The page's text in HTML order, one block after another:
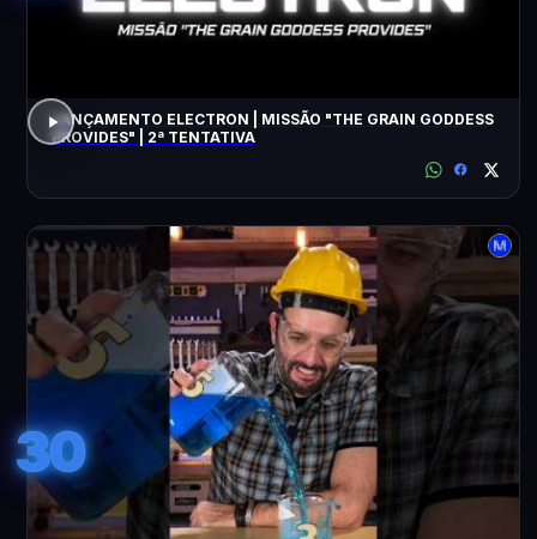
LANÇAMENTO ELECTRON | MISSÃO "THE GRAIN GODDESS
PROVIDES" | 2ª TENTATIVA
30